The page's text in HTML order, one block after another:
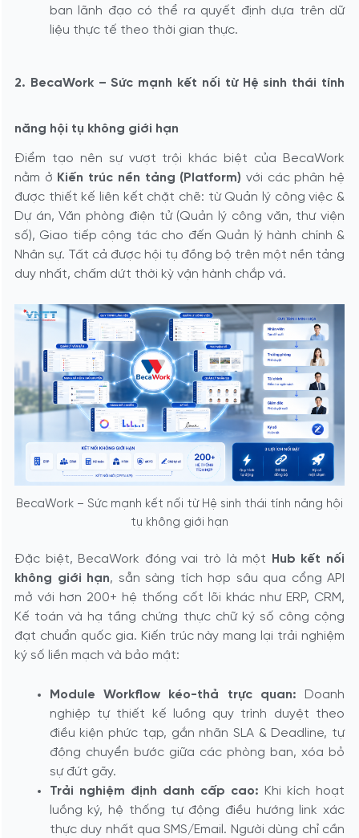
ban lãnh đạo có thể ra quyết định dựa trên dữ
liệu thực tế theo thời gian thực.
2. BecaWork – Sức mạnh kết nối từ Hệ sinh thái tính
năng hội tụ không giới hạn
Điểm tạo nên sự vượt trội khác biệt của BecaWork
nằm ở Kiến trúc nền tảng (Platform) với các phân hệ
được thiết kế liên kết chặt chẽ: từ Quản lý công việc &
Dự án, Văn phòng điện tử (Quản lý công văn, thư viện
số), Giao tiếp cộng tác cho đến Quản lý hành chính &
Nhân sự. Tất cả được hội tụ đồng bộ trên một nền tảng
duy nhất, chấm dứt thời kỳ vận hành chắp vá.
BecaWork – Sức mạnh kết nối từ Hệ sinh thái tính năng hội
tụ không giới hạn
Đặc biệt, BecaWork đóng vai trò là một
Hub kết nối
không giới hạn, sẵn sàng tích hợp sâu qua cổng API
mở với hơn 200+ hệ thống cốt lõi khác như ERP, CRM,
Kế toán và hạ tầng chứng thực chữ ký số công cộng
đạt chuẩn quốc gia. Kiến trúc này mang lại trải nghiệm
ký số liền mạch và bảo mật:
Module Workflow kéo-thả trực quan: Doanh
nghiệp tự thiết kế luồng quy trình duyệt theo
điều kiện phức tạp, gắn nhãn SLA & Deadline, tự
động chuyển bước giữa các phòng ban, xóa bỏ
sự đứt gãy.
Trải nghiệm định danh cấp cao: Khi kích hoạt
luồng ký, hệ thống tự động điều hướng link xác
thực duy nhất qua SMS/Email. Người dùng chỉ cần